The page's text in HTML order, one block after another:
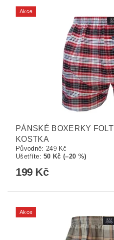
Akce
PÁNSKÉ BOXERKY
KOSTKA
Původně: 249 Kč
Ušetříte:50 Kč (–20 %)
199 Kč
Akce